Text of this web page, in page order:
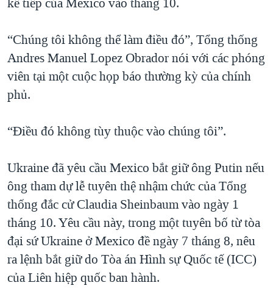
“Chúng tôi không thể làm điều đó”, Tổng thống
Andres Manuel Lopez Obrador nói với các phóng
viên tại một cuộc họp báo thường kỳ của chính
phủ.
“Điều đó không tùy thuộc vào chúng tôi”.
Ukraine đã yêu cầu Mexico bắt giữ ông Putin nếu
ông tham dự lễ tuyên thệ nhậm chức của Tổng
thống đắc cử Claudia Sheinbaum vào ngày 1
tháng 10. Yêu cầu này, trong một tuyên bố từ tòa
đại sứ Ukraine ở Mexico đề ngày 7 tháng 8, nêu
ra lệnh bắt giữ do Tòa án Hình sự Quốc tế (ICC)
của Liên hiệp quốc ban hành.